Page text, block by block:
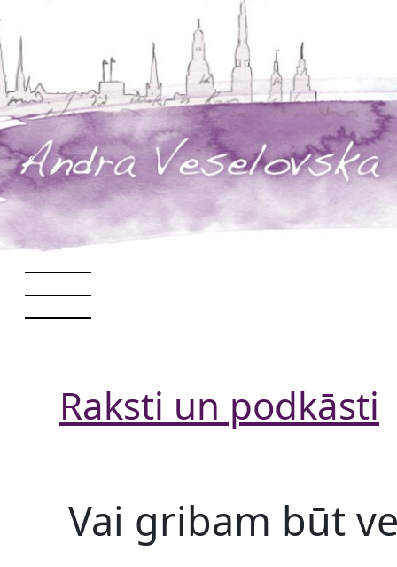
Raksti un podkāsti
Vai gribam būt